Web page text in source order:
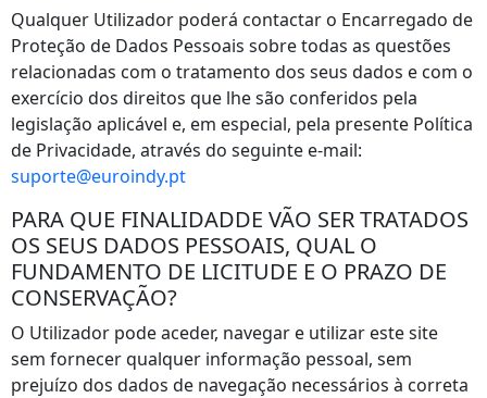
Qualquer Utilizador poderá contactar o Encarregado de
Proteção de Dados Pessoais sobre todas as questões
relacionadas com o tratamento dos seus dados e com o
exercício dos direitos que lhe são conferidos pela
legislação aplicável e, em especial, pela presente Política
de Privacidade, através do seguinte e-mail:
suporte@euroindy.pt
PARA QUE FINALIDADDE VÃO SER TRATADOS
OS SEUS DADOS PESSOAIS, QUAL O
FUNDAMENTO DE LICITUDE E O PRAZO DE
CONSERVAÇÃO?
O Utilizador pode aceder, navegar e utilizar este site
sem fornecer qualquer informação pessoal, sem
prejuízo dos dados de navegação necessários à correta